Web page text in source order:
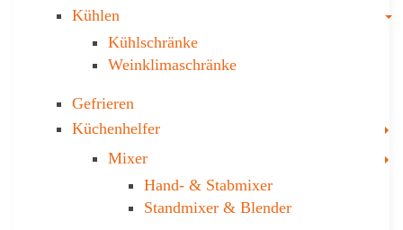
Kühlen
Kühl­schränke
Weinklima­schränke
Gefrieren
Küchenhelfer
Mixer
Hand- & ­Stabmixer
Stand­mixer & Blender